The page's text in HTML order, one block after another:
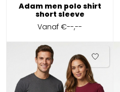
Adam men polo shirt
short sleeve
Vanaf€--,--